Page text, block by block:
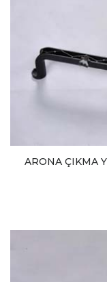
ARONA ÇIKMA